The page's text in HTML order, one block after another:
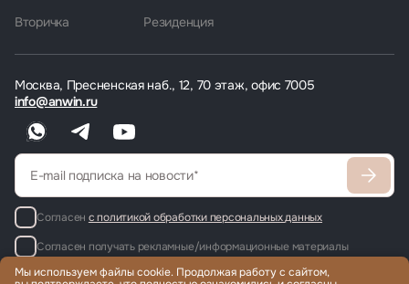
Москва, Пресненская наб., 12, 70 этаж, офис 7005
info@anwin.ru
Согласен с политикой обработки персональных данных
Согласен получать рекламные/информационные материалы
Вторичка
Резиденция
Мы используем файлы cookie. Продолжая работу с сайтом,